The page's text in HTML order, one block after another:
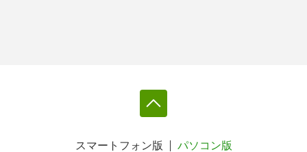
スマートフォン版 パソコン版